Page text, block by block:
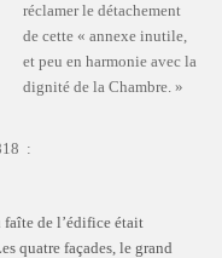
réclamer le détachement
de cette « annexe inutile,
et peu en harmonie avec la
dignité de la Chambre. »
:
faîte de l’édifice était
quatre façades, le grand